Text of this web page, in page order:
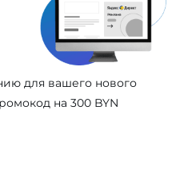
для вашего нового
на 300 BYN